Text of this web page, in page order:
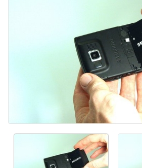
キャンセル